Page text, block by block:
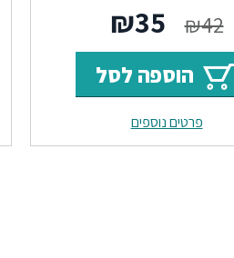
₪42
המחיר
המקורי
היה:
₪42.
₪35
הנוכחי
הוא:
₪35.
הוספה לסל
פרטים נוספים